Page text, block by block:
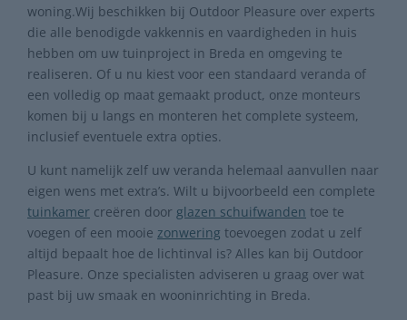
woning.Wij beschikken bij Outdoor Pleasure over experts
die alle benodigde vakkennis en vaardigheden in huis
hebben om uw tuinproject in Breda en omgeving te
realiseren. Of u nu kiest voor een standaard veranda of
een volledig op maat gemaakt product, onze monteurs
komen bij u langs en monteren het complete systeem,
inclusief eventuele extra opties.
U kunt namelijk zelf uw veranda helemaal aanvullen naar
eigen wens met extra’s. Wilt u bijvoorbeeld een complete
tuinkamer creëren door glazen schuifwanden toe te
voegen of een mooie zonwering toevoegen zodat u zelf
altijd bepaalt hoe de lichtinval is? Alles kan bij Outdoor
Pleasure. Onze specialisten adviseren u graag over wat
past bij uw smaak en wooninrichting in Breda.